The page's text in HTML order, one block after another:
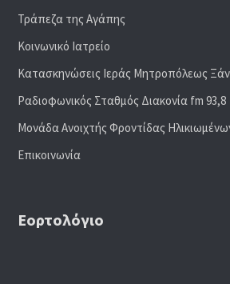
Τράπεζα της Αγάπης
Κοινωνικό Ιατρείο
Κατασκηνώσεις Ιεράς Μητροπόλεως
Ραδιoφωνικός Σταθμός Διακονία fm 93,8
Μονάδα Ανοιχτής Φροντίδας
Επικοινωνία
Εορτολόγιο